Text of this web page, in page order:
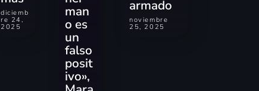
diciemb
re 24,
2025
man
o es
un
falso
posit
ivo»,
armado
noviembre
25, 2025